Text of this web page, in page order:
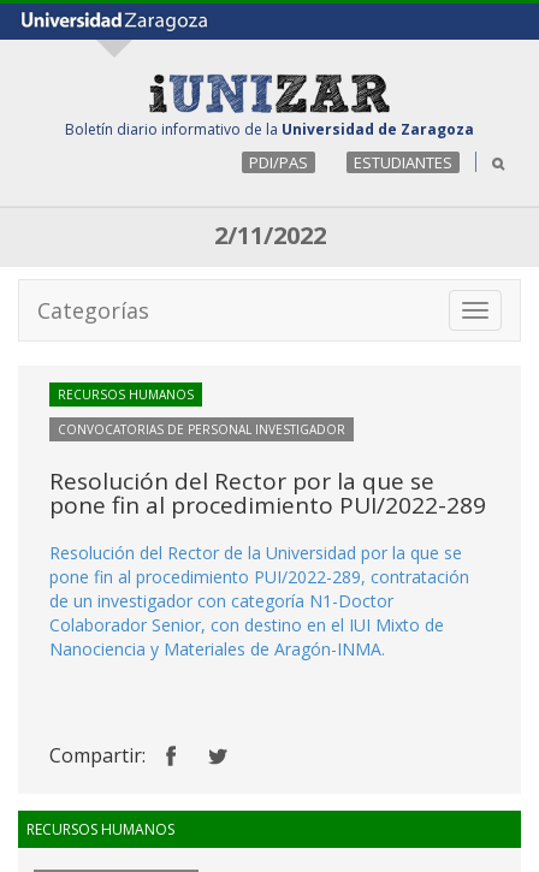
Boletín diario informativo de la Universidad de Zaragoza
PDI/PAS ESTUDIANTES
2/11/2022
Toggle
Categorías
RECURSOS HUMANOS
CONVOCATORIAS DE PERSONAL INVESTIGADOR
Resolución del Rector por la que se
pone fin al procedimiento PUI/2022-289
Resolución del Rector de la Universidad por la que se
pone fin al procedimiento PUI/2022-289, contratación
de un investigador con categoría N1-Doctor
Colaborador Senior, con destino en el IUI Mixto de
Nanociencia y Materiales de Aragón-INMA.
Compartir:
RECURSOS HUMANOS